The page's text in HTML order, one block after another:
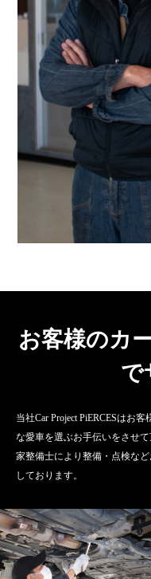
お客様のカ
で
当社Car Project PiERCESはお
な愛車を選ぶお手伝いをさせ
家整備士により整備・点検な
しております。